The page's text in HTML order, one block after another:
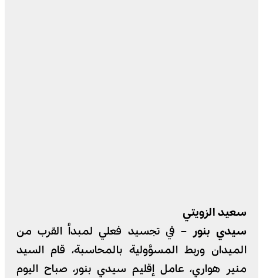
سعيد الزويتي
سيدي بنور – في تجسيد فعلي لمبدأ القرب من
الميدان وربط المسؤولية بالمحاسبة، قام السيد
منير هواري، عامل إقليم سيدي بنور، صباح اليوم